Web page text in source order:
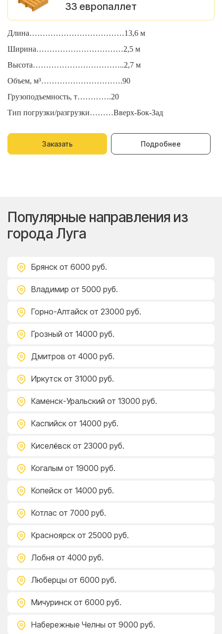
33 европаллет
Длина………………………………13,6 м
Ширина……………………………2,5 м
Высота……………………………..2,7 м
Объем, м³………………………….90
Грузоподъемность, т………….20
Тип погрузки/разгрузки………Вверх-Бок-Зад
Заказать Подробнее
Популярные направления из
города Луга
Брянск от 6000 руб.
Владимир от 5000 руб.
Горно-Алтайск от 23000 руб.
Грозный от 14000 руб.
Дмитров от 4000 руб.
Иркутск от 31000 руб.
Каменск-Уральский от 13000 руб.
Каспийск от 14000 руб.
Киселёвск от 23000 руб.
Когалым от 19000 руб.
Копейск от 14000 руб.
Котлас от 7000 руб.
Красноярск от 25000 руб.
Лобня от 4000 руб.
Люберцы от 6000 руб.
Мичуринск от 6000 руб.
Набережные Челны от 9000 руб.